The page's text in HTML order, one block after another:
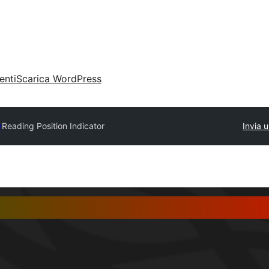
Scarica WordPress
Reading Position Indicator Invia